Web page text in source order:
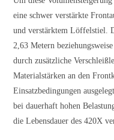
eine schwer verstärkte
und verstärktem Löffelstiel.
2,63 Metern
durch zusätzliche
Materialstärken an den
Einsatzbedingungen
bei dauerhaft hohen
die Lebensdauer des 420X